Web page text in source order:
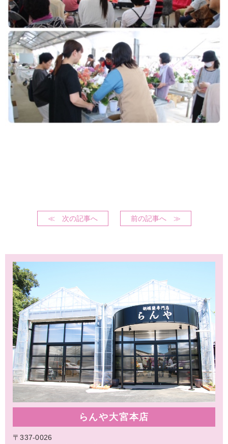
≪ 次の記事へ 前の記事へ ≫
らんや大宮本店
〒337-0026